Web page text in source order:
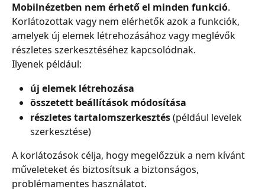
Mobilnézetben nem érhető el minden funkció.
Korlátozottak vagy nem elérhetők azok a funkciók,
amelyek új elemek létrehozásához vagy meglévők
részletes szerkesztéséhez kapcsolódnak.
Ilyenek például:
új elemek létrehozása
összetett beállítások módosítása
részletes tartalomszerkesztés (például levelek
szerkesztése)
A korlátozások célja, hogy megelőzzük a nem kívánt
műveleteket és biztosítsuk a biztonságos,
problémamentes használatot.